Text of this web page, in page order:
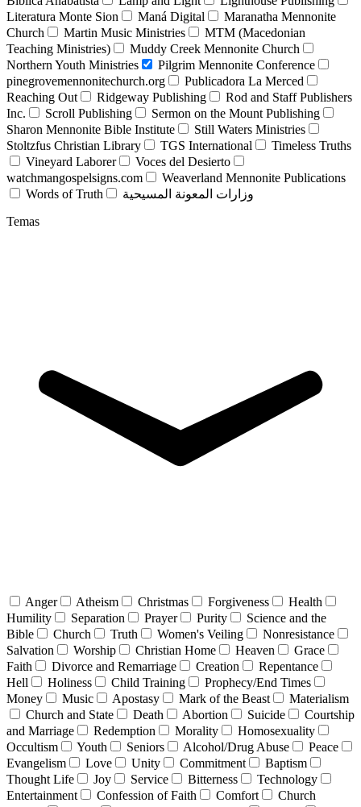
Literatura Monte Sion
Maná Digital
Maranatha Mennonite
Church
Martin Music Ministries
MTM (Macedonian
Teaching Ministries)
Muddy Creek Mennonite Church
Northern Youth Ministries
Pilgrim Mennonite Conference
pinegrovemennonitechurch.org
Publicadora La Merced
Reaching Out
Ridgeway Publishing
Rod and Staff Publishers
Inc.
Scroll Publishing
Sermon on the Mount Publishing
Sharon Mennonite Bible Institute
Still Waters Ministries
Stoltzfus Christian Library
TGS International
Timeless Truths
Vineyard Laborer
Voces del Desierto
watchmangospelsigns.com
Weaverland Mennonite Publications
Words of Truth
وزارات المعونة المسيحية
Temas
Anger Atheism Christmas Forgiveness
Health
Humility
Separation Prayer Purity
Science and the
Bible
Church Truth Women's Veiling
Nonresistance
Salvation
Worship Christian Home Heaven
Grace
Faith
Divorce and Remarriage Creation
Repentance
Hell
Holiness Child Training
Prophecy/End Times
Money
Music Apostasy Mark of the Beast
Materialism
Church and State
Death Abortion Suicide
Courtship
and Marriage
Redemption Morality
Homosexuality
Occultism
Youth Seniors Alcohol/Drug Abuse
Peace
Evangelism
Love Unity Commitment
Baptism
Thought Life
Joy Service Bitterness
Technology
Entertainment
Confession of Faith Comfort
Church